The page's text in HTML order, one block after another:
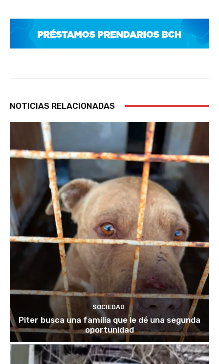
NOTICIAS RELACIONADAS
SOCIEDAD
Piter busca una familia que le dé una segunda
oportunidad